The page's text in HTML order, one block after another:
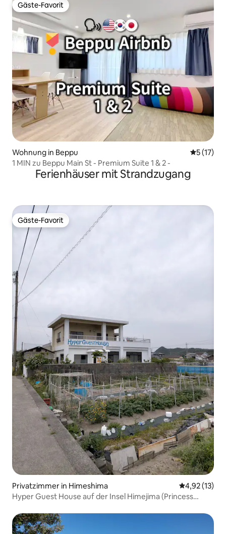
Gäste-Favorit
Gäste-Favorit
Wohnung in Beppu
5 (17)
1 MIN zu Beppu Main St - Premium Suite 1 & 2 -
Ferienhäuser mit Strandzugang
Gäste-Favorit
Gäste-Favorit
Privatzimmer in Himeshima
4,92 (13)
Hyper Guest House auf der Insel Himejima (Princess